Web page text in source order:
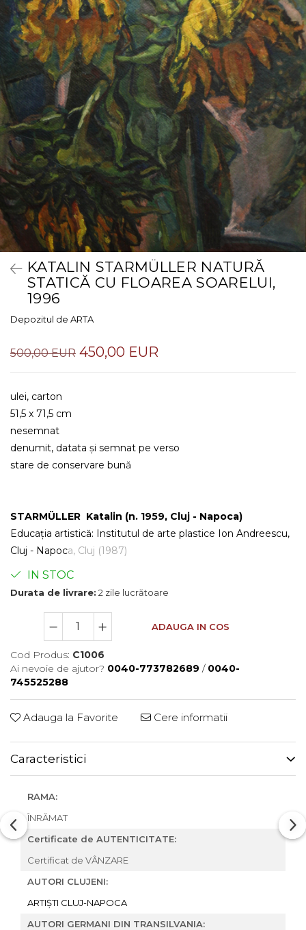
KATALIN STARMÜLLER NATURĂ
STATICĂ CU FLOAREA SOARELUI,
1996
Depozitul de ARTA
500,00 EUR 450,00 EUR
ulei, carton
51,5 x 71,5 cm
nesemnat
denumit, datata și semnat pe verso
stare de conservare bună
STARMÜLLER Katalin (n. 1959, Cluj - Napoca)
Educația artistică: Institutul de arte plastice Ion Andreescu,
Cluj - Napoca, Cluj (1987)
IN STOC
Durata de livrare: 2 zile lucrătoare
ADAUGA IN COS
Cod Produs: C1006
Ai nevoie de ajutor? 0040-773782689 / 0040-
745525288
Adauga la Favorite Cere informatii
Caracteristici
RAMA:
ÎNRĂMAT
Certificate de AUTENTICITATE:
Certificat de VÂNZARE
AUTORI CLUJENI:
ARTIȘTI CLUJ-NAPOCA
AUTORI GERMANI DIN TRANSILVANIA: